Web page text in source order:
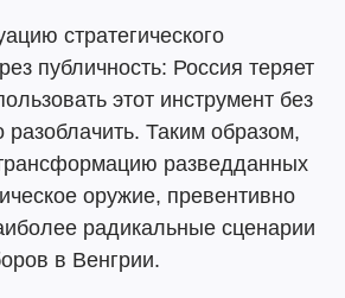
стратегического
публичность: Россия теряет
этот инструмент без
разоблачить. Таким образом,
разведданных
оружие, превентивно
радикальные сценарии
в Венгрии.